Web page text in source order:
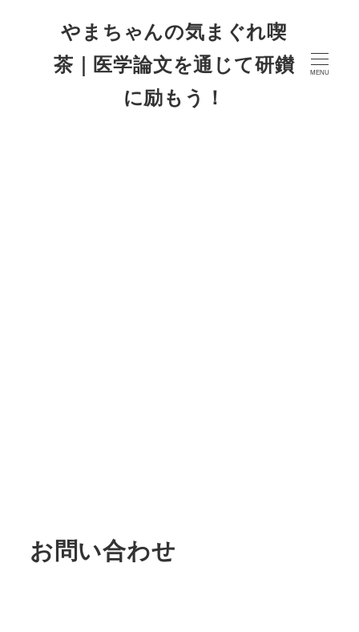
やまちゃんの気まぐれ喫
茶｜医学論文を通じて研鑚
に励もう！
MENU
お問い合わせ